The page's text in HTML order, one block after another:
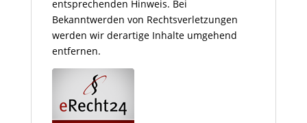
entsprechenden Hinweis. Bei
Bekanntwerden von Rechtsverletzungen
werden wir derartige Inhalte umgehend
entfernen.